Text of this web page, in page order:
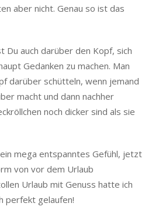
aber nicht. Genau so ist das
Du auch darüber den Kopf, sich
Gedanken zu machen. Man
darüber schütteln, wenn jemand
macht und dann nachher
noch dicker sind als sie
mega entspanntes Gefühl, jetzt
von vor dem Urlaub
Urlaub mit Genuss hatte ich
perfekt gelaufen!